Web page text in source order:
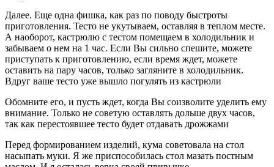
Далее. Еще одна фишка, как раз по поводу быстроты
приготовления. Тесто не укутываем, оставляя в теплом месте.
А наоборот, кастрюлю с тестом помещаем в холодильник и
забываем о нем на 1 час. Если Вы сильно спешите, можете
приступать к приготовлению, если время ждет, можете
оставить на пару часов, только загляните в холодильник.
Вдруг ваше тесто уже вышло погулять из кастрюли
Обомните его, и пусть ждет, когда Вы соизволите уделить ему
внимание. Только не советую оставлять дольше двух часов,
так как перестоявшее тесто будет отдавать дрожжами
Перед формированием изделий, кума советовала на стол
насыпать муки. Я же приспособилась стол мазать постным